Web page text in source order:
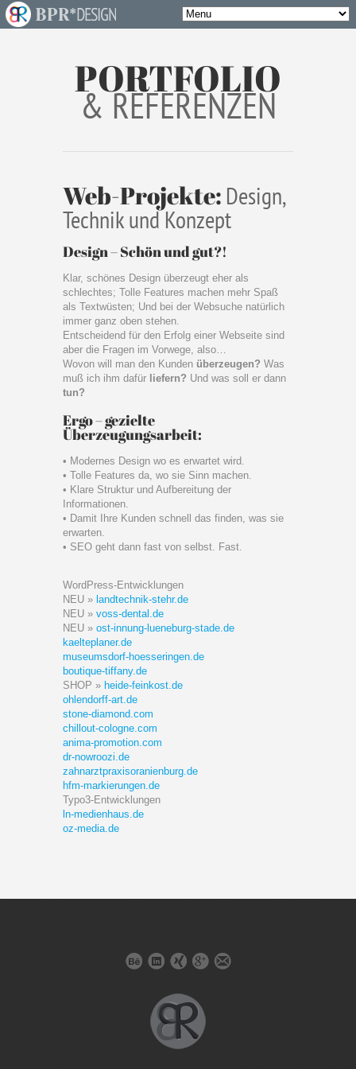
PORTFOLIO
& REFERENZEN
Web-Projekte: Design,
Technik und Konzept
Design – Schön und gut?!
Klar, schönes Design überzeugt eher als
schlechtes; Tolle Features machen mehr Spaß
als Textwüsten; Und bei der Websuche natürlich
immer ganz oben stehen.
Entscheidend für den Erfolg einer Webseite sind
aber die Fragen im Vorwege, also…
Wovon will man den Kunden überzeugen? Was
muß ich ihm dafür liefern? Und was soll er dann
tun?
Ergo – gezielte
Überzeugungsarbeit:
• Modernes Design wo es erwartet wird.
• Tolle Features da, wo sie Sinn machen.
• Klare Struktur und Aufbereitung der
Informationen.
• Damit Ihre Kunden schnell das finden, was sie
erwarten.
• SEO geht dann fast von selbst. Fast.
WordPress-Entwicklungen
NEU » landtechnik-stehr.de
NEU » voss-dental.de
NEU » ost-innung-lueneburg-stade.de
kaelteplaner.de
museumsdorf-hoesseringen.de
boutique-tiffany.de
SHOP » heide-feinkost.de
ohlendorff-art.de
stone-diamond.com
chillout-cologne.com
anima-promotion.com
dr-nowroozi.de
zahnarztpraxisoranienburg.de
hfm-markierungen.de
Typo3-Entwicklungen
ln-medienhaus.de
oz-media.de